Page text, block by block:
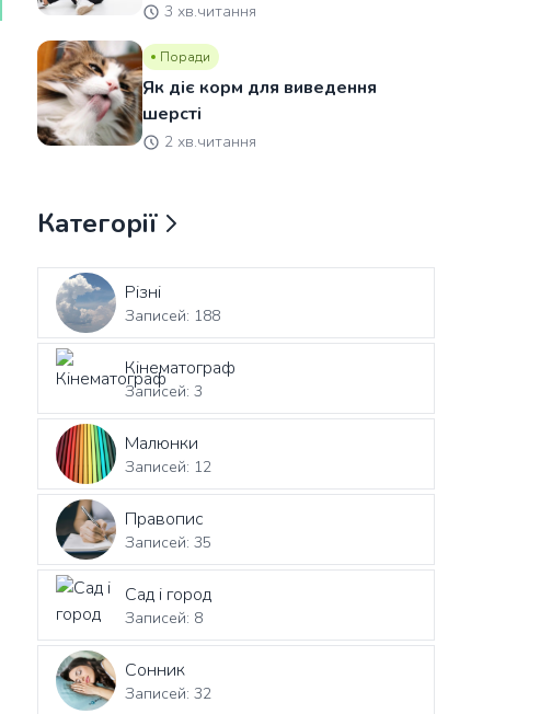
3 хв.читання
Поради
Як діє корм для виведення
шерсті
2 хв.читання
Категорії
Різні
Записей: 188
Кінематограф
Записей: 3
Малюнки
Записей: 12
Правопис
Записей: 35
Сад і город
Записей: 8
Сонник
Записей: 32